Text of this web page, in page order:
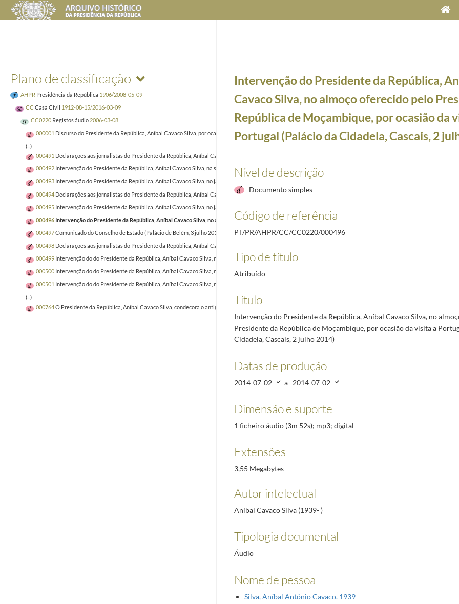
Plano de classificação
AHPR Presidência da República 1906/2008-05-09
CC Casa Civil 1912-08-15/2016-03-09
CC0220 Registos áudio 2006-03-08
000001 Discurso do Presidente da República, Aníbal Cavaco Silva, por ocasião da tomada de posse como Presidente da República, na Assembleia da República (9 março 2006)
(...)
000491 Declarações aos jornalistas do Presidente da República, Aníbal Cavaco Silva, durante a visita de Estado a Portugal do Presidente da Alemanha, Joachim Gauck
000492 Intervenção do Presidente da República, Aníbal Cavaco Silva, na sessão de encerramento da conferência dos 60 Anos da Câmara de Comércio e Indústria Luso-
000493 Intervenção do Presidente da República, Aníbal Cavaco Silva, no jantar em honra do Presidente da República Federal da Alemanha, por ocasião da visita de Estado a
000494 Declarações aos jornalistas do Presidente da República, Aníbal Cavaco Silva, por ocasião da visita a Portugal do Presidente da República de Moçambique, Armando
000495 Intervenção do Presidente da República, Aníbal Cavaco Silva, no jantar em honra do Presidente da República de Moçambique, por ocasião da visita a Portugal,
000496 Intervenção do Presidente da República, Aníbal Cavaco Silva, no almoço oferecido pelo Presidente da República de Moçambique, por ocasião da visita a Portugal
000497Comunicado do Conselho de Estado (Palácio de Belém, 3 julho 2014)
2014-07-03/2014-07-03
000498 Declarações aos jornalistas do Presidente da República, Aníbal Cavaco Silva, por ocasião da visita a Portugal dos reis de Espanha (Palácio de Belém, 7 julho 2014)
000499 Intervenção do do Presidente da República, Aníbal Cavaco Silva, no almoço em honra dos reis de Espanha por ocasião da visita a Portugal (Palácio Nacional de
000500 Intervenção do do Presidente da República, Aníbal Cavaco Silva, no encontro com representantes de instituições académicas e científicas da Coreia (em inglês), por
000501 Intervenção do do Presidente da República, Aníbal Cavaco Silva, no encontro com a comunidade portuguesa na República da Coreia, por ocasião da visita oficial à
(...)
000764O Presidente da República, Aníbal Cavaco Silva, condecora o antigo Chefe do Estado-Maior da Força Aérea, general José Araújo Pinheiro, com a Grã-Cruz da
Intervenção do Presidente da República,
Cavaco Silva, no almoço oferecido pelo
República de Moçambique, por ocasião da
Portugal (Palácio da Cidadela, Cascais, 2
Nível de descrição
Documento simples
Código de referência
PT/PR/AHPR/CC/CC0220/000496
Tipo de título
Atribuído
Título
Intervenção do Presidente da República, Aníbal Cavaco Silva, no
Presidente da República de Moçambique, por ocasião da visita a
Cidadela, Cascais, 2 julho 2014)
Datas de produção
2014-07-02 a 2014-07-02
Dimensão e suporte
1 ficheiro áudio (3m 52s); mp3; digital
Extensões
3,55 Megabytes
Autor intelectual
Aníbal Cavaco Silva (1939- )
Tipologia documental
Áudio
Nome de pessoa
Silva, Aníbal António Cavaco. 1939-